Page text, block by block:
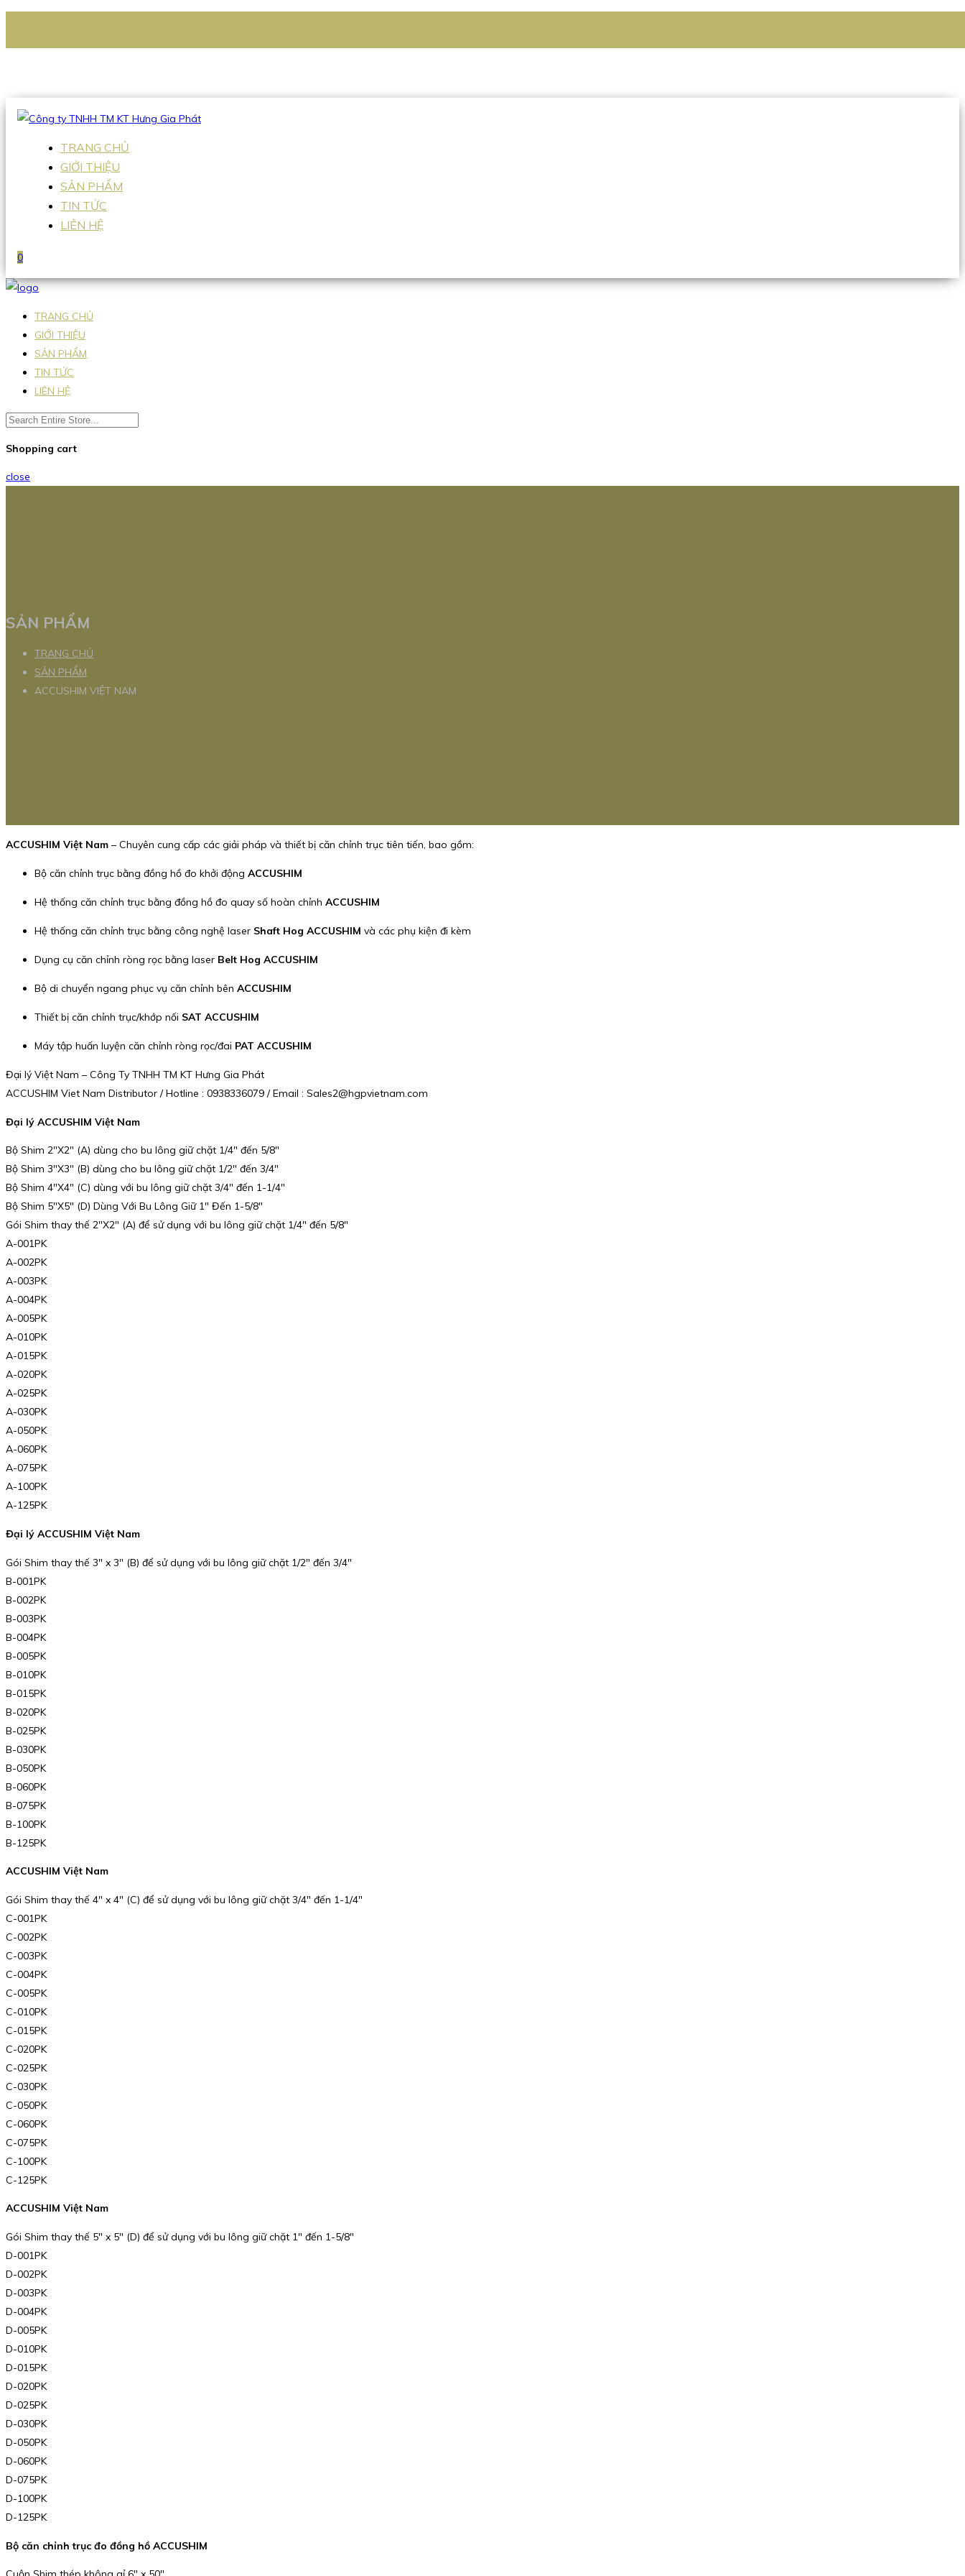
Hotline:0938 336 079
TRANG CHỦ
GIỚI THIỆU
SẢN PHẨM
TIN TỨC
LIÊN HỆ
0
TRANG CHỦ
GIỚI THIỆU
SẢN PHẨM
TIN TỨC
LIÊN HỆ
Shopping cart
close
SẢN PHẨM
TRANG CHỦ
SẢN PHẨM
ACCUSHIM VIỆT NAM
ACCUSHIM Việt Nam – Chuyên cung cấp các giải pháp và thiết bị căn chỉnh trục tiên tiến, bao gồm:
Bộ căn chỉnh trục bằng đồng hồ đo khởi động ACCUSHIM
Hệ thống căn chỉnh trục bằng đồng hồ đo quay số hoàn chỉnh ACCUSHIM
Hệ thống căn chỉnh trục bằng công nghệ laser Shaft Hog ACCUSHIM và các phụ kiện đi kèm
Dụng cụ căn chỉnh ròng rọc bằng laser Belt Hog ACCUSHIM
Bộ di chuyển ngang phục vụ căn chỉnh bên ACCUSHIM
Thiết bị căn chỉnh trục/khớp nối SAT ACCUSHIM
Máy tập huấn luyện căn chỉnh ròng rọc/đai PAT ACCUSHIM
Đại lý Việt Nam – Công Ty TNHH TM KT Hưng Gia Phát
ACCUSHIM Viet Nam Distributor / Hotline : 0938336079 / Email : Sales2@hgpvietnam.com
Đại lý ACCUSHIM Việt Nam
Bộ Shim 2″X2″ (A) dùng cho bu lông giữ chặt 1/4″ đến 5/8″
Bộ Shim 3″X3″ (B) dùng cho bu lông giữ chặt 1/2″ đến 3/4″
Bộ Shim 4″X4″ (C) dùng với bu lông giữ chặt 3/4″ đến 1-1/4″
Bộ Shim 5″X5″ (D) Dùng Với Bu Lông Giữ 1″ Đến 1-5/8″
Gói Shim thay thế 2″X2″ (A) để sử dụng với bu lông giữ chặt 1/4″ đến 5/8″
A-001PK
A-002PK
A-003PK
A-004PK
A-005PK
A-010PK
A-015PK
A-020PK
A-025PK
A-030PK
A-050PK
A-060PK
A-075PK
A-100PK
A-125PK
Đại lý ACCUSHIM Việt Nam
Gói Shim thay thế 3″ x 3″ (B) để sử dụng với bu lông giữ chặt 1/2″ đến 3/4″
B-001PK
B-002PK
B-003PK
B-004PK
B-005PK
B-010PK
B-015PK
B-020PK
B-025PK
B-030PK
B-050PK
B-060PK
B-075PK
B-100PK
B-125PK
ACCUSHIM Việt Nam
Gói Shim thay thế 4″ x 4″ (C) để sử dụng với bu lông giữ chặt 3/4″ đến 1-1/4″
C-001PK
C-002PK
C-003PK
C-004PK
C-005PK
C-010PK
C-015PK
C-020PK
C-025PK
C-030PK
C-050PK
C-060PK
C-075PK
C-100PK
C-125PK
ACCUSHIM Việt Nam
Gói Shim thay thế 5″ x 5″ (D) để sử dụng với bu lông giữ chặt 1″ đến 1-5/8″
D-001PK
D-002PK
D-003PK
D-004PK
D-005PK
D-010PK
D-015PK
D-020PK
D-025PK
D-030PK
D-050PK
D-060PK
D-075PK
D-100PK
D-125PK
Bộ căn chỉnh trục đo đồng hồ ACCUSHIM